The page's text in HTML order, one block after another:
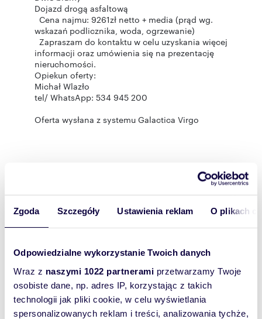
Zgoda Szczegóły Ustawienia reklam O plikach
Odpowiedzialne wykorzystanie Twoich danych
Wraz z naszymi 1022 partnerami przetwarzamy Twoje
osobiste dane, np. adres IP, korzystając z takich
technologii jak pliki cookie, w celu wyświetlania
spersonalizowanych reklam i treści, analizowania tychże,
Dojazd drogą asfaltową
Cena najmu: 9261zł netto + media (prąd wg.
wskazań podlicznika, woda, ogrzewanie)
Zapraszam do kontaktu w celu uzyskania więcej
informacji oraz umówienia się na prezentację
nieruchomości.
Opiekun oferty:
Michał Wlazło
tel/ WhatsApp: 534 945 200
Oferta wysłana z systemu Galactica Virgo
Lokal
użytkowy:
na wynajem
Powierzchni
441 m
Lokalizacja: województwo:podkarpackie
Rzeszówdzielnica:Zwięczyca
ulica: Boya-Żeleńskiego
Podobne oferty w tej lokalizacji